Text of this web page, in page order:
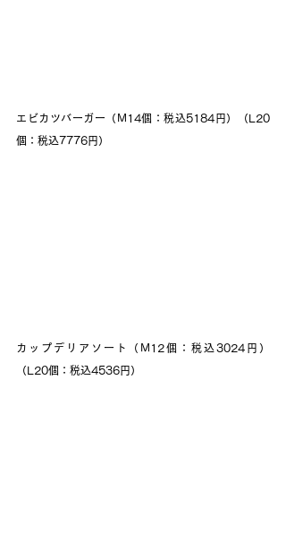
エビカツバーガー（M14個：税込5184円）（L20
個：税込7776円）
カップデリアソート（M12個：税込3024円）
（L20個：税込4536円）